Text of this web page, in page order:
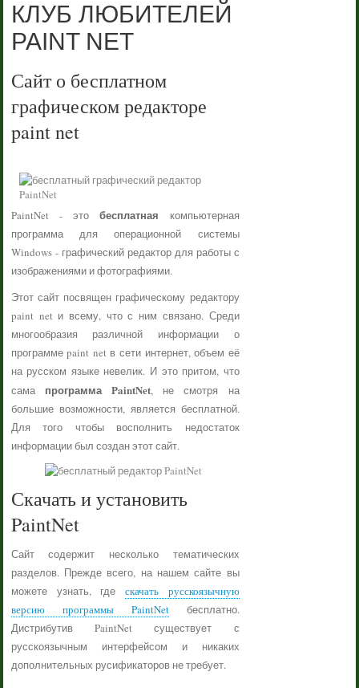
КЛУБ ЛЮБИТЕЛЕЙ
PAINT NET
Сайт о бесплатном
графическом редакторе
paint net
PaintNet - этобесплатная компьютерная
программа для операционной системы
Windows - графический редактор для работы с
изображениями и фотографиями.
Этот сайт посвящен графическому редактору
paint net и всему, что с ним связано. Среди
многообразия различной информации о
программе paint net в сети интернет, объем её
на русском языке невелик. И это притом, что
сама программа PaintNet, не смотря на
большие возможности, является бесплатной.
Для того чтобы восполнить недостаток
информации был создан этот сайт.
Скачать и установить
PaintNet
Сайт содержит несколько тематических
разделов. Прежде всего, на нашем сайте вы
можете узнать, где скачать русскоязычную
версию программы PaintNetбесплатно.
Дистрибутив PaintNet существует с
русскоязычным интерфейсом и никаких
дополнительных русификаторов не требует.